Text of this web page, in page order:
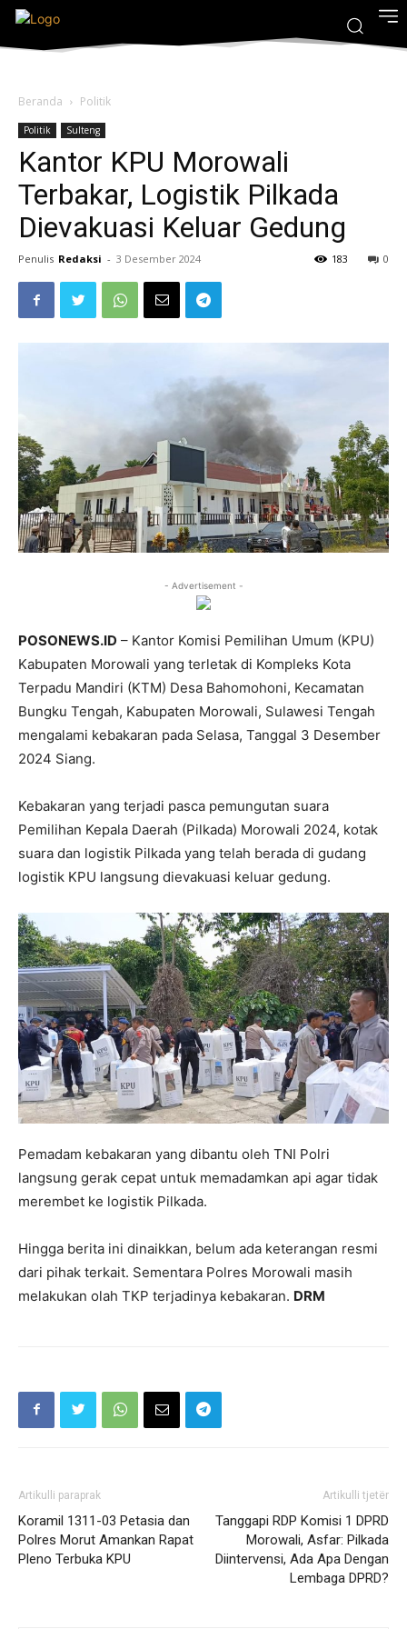
Beranda Politik
Politik Sulteng
Kantor KPU Morowali
Terbakar, Logistik Pilkada
Dievakuasi Keluar Gedung
Penulis Redaksi - 3 Desember 2024 0
183
- Advertisement -
POSONEWS.ID – Kantor Komisi Pemilihan Umum (KPU)
Kabupaten Morowali yang terletak di Kompleks Kota
Terpadu Mandiri (KTM) Desa Bahomohoni, Kecamatan
Bungku Tengah, Kabupaten Morowali, Sulawesi Tengah
mengalami kebakaran pada Selasa, Tanggal 3 Desember
2024 Siang.
Kebakaran yang terjadi pasca pemungutan suara
Pemilihan Kepala Daerah (Pilkada) Morowali 2024, kotak
suara dan logistik Pilkada yang telah berada di gudang
logistik KPU langsung dievakuasi keluar gedung.
Pemadam kebakaran yang dibantu oleh TNI Polri
langsung gerak cepat untuk memadamkan api agar tidak
merembet ke logistik Pilkada.
Hingga berita ini dinaikkan, belum ada keterangan resmi
dari pihak terkait. Sementara Polres Morowali masih
melakukan olah TKP terjadinya kebakaran. DRM
Artikulli paraprak
Koramil 1311-03 Petasia dan
Polres Morut Amankan Rapat
Pleno Terbuka KPU
Artikulli tjetër
Tanggapi RDP Komisi 1 DPRD
Morowali, Asfar: Pilkada
Diintervensi, Ada Apa Dengan
Lembaga DPRD?